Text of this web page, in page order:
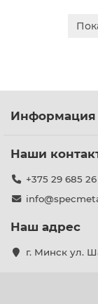
Все изделия
Информация
Наши
+375 29 685 26
Наш адрес
г. Минск ул.